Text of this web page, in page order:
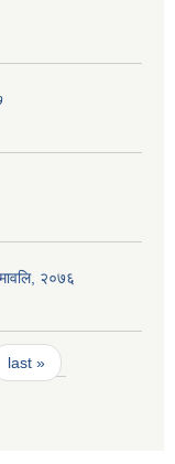
२०७६
last »